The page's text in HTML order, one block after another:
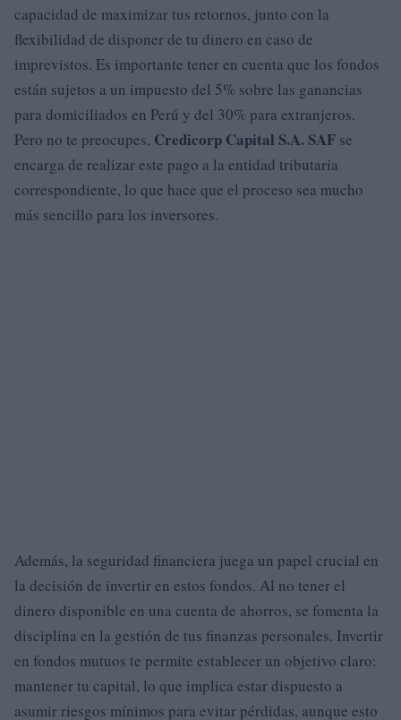
capacidad de maximizar tus retornos, junto con la
flexibilidad de disponer de tu dinero en caso de
imprevistos. Es importante tener en cuenta que los fondos
están sujetos a un impuesto del 5% sobre las ganancias
para domiciliados en Perú y del 30% para extranjeros.
Pero no te preocupes, Credicorp Capital S.A. SAF se
encarga de realizar este pago a la entidad tributaria
correspondiente, lo que hace que el proceso sea mucho
más sencillo para los inversores.
Además, la seguridad financiera juega un papel crucial en
la decisión de invertir en estos fondos. Al no tener el
dinero disponible en una cuenta de ahorros, se fomenta la
disciplina en la gestión de tus finanzas personales. Invertir
en fondos mutuos te permite establecer un objetivo claro:
mantener tu capital, lo que implica estar dispuesto a
asumir riesgos mínimos para evitar pérdidas, aunque esto